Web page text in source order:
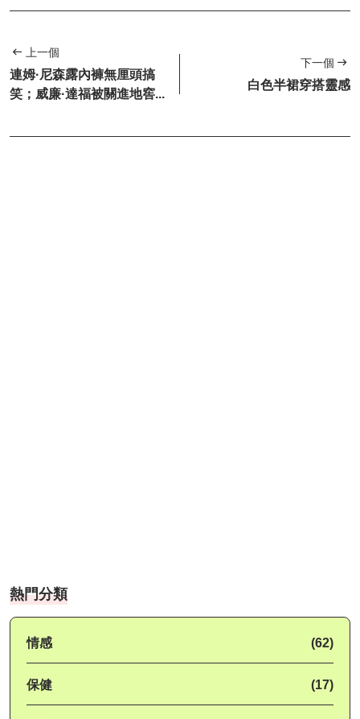
上一個
連姆·尼森露內褲無厘頭搞
笑；威廉·達福被關進地窖...
下一個
白色半裙穿搭靈感
熱門分類
情感 (62)
保健 (17)